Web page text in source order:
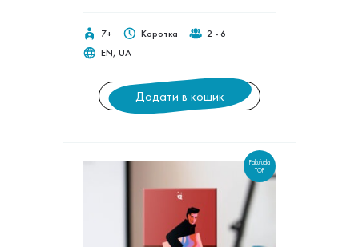
7+ Коротка
2 - 6
EN, UA
Додати в кошик
Pakufuda
TOP